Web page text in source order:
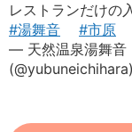
レストランだけの
#湯舞音
#市原
— 天然温泉湯舞音
(@yubuneichihara)